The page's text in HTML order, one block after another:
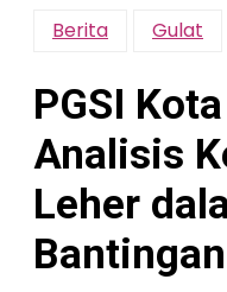
Berita Gulat
PGSI
Analisis
Leher